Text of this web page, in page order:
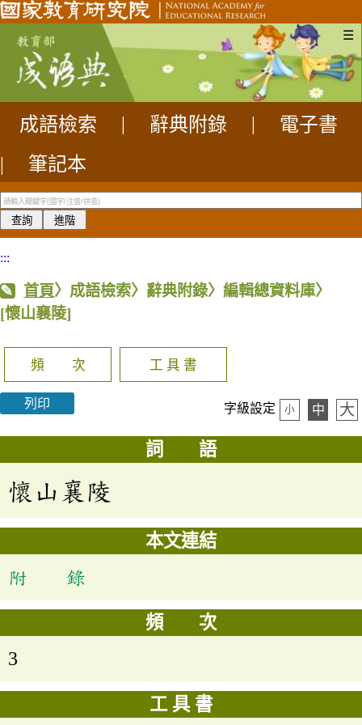
☰
成語檢索 辭典附錄
電子書
|
筆記本
:::
首頁〉成語檢索〉辭典附錄〉編輯總資料庫〉
[懷山襄陵]
頻 次 工 具 書
列印 字級設定 小 中 大
詞 語
懷山襄陵
本文連結
附 錄
頻 次
3
工 具 書